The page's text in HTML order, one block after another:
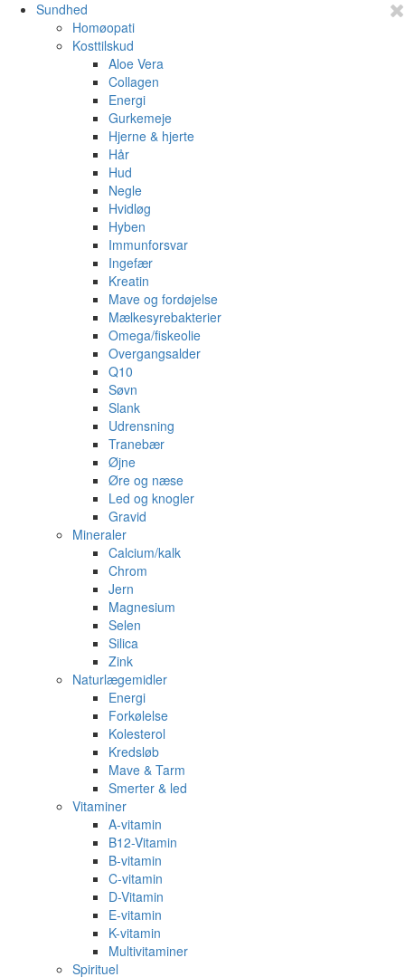
Sundhed
Homøopati
Kosttilskud
Aloe Vera
Collagen
Energi
Gurkemeje
Hjerne & hjerte
Hår
Hud
Negle
Hvidløg
Hyben
Immunforsvar
Ingefær
Kreatin
Mave og fordøjelse
Mælkesyrebakterier
Omega/fiskeolie
Overgangsalder
Q10
Søvn
Slank
Udrensning
Tranebær
Øjne
Øre og næse
Led og knogler
Gravid
Mineraler
Calcium/kalk
Chrom
Jern
Magnesium
Selen
Silica
Zink
Naturlægemidler
Energi
Forkølelse
Kolesterol
Kredsløb
Mave & Tarm
Smerter & led
Vitaminer
A-vitamin
B12-Vitamin
B-vitamin
C-vitamin
D-Vitamin
E-vitamin
K-vitamin
Multivitaminer
Spirituel